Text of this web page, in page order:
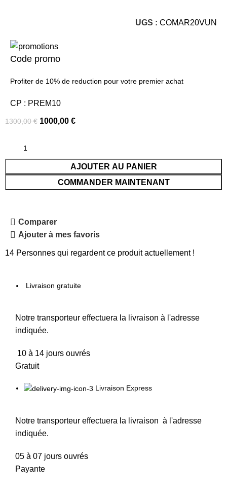
UGS : COMAR20VUN
Code promo
Profiter de 10% de reduction pour votre premier achat
CP : PREM10
1300,00€ 1000,00€
AJOUTER AU PANIER
COMMANDER MAINTENANT
Comparer
Ajouter à mes favoris
14 Personnes qui regardent ce produit actuellement !
Livraison gratuite
Notre transporteur effectuera la livraison à l'adresse
indiquée.
10 à 14 jours ouvrés
Gratuit
Livraison Express
Notre transporteur effectuera la livraison à l'adresse
indiquée.
05 à 07 jours ouvrés
Payante